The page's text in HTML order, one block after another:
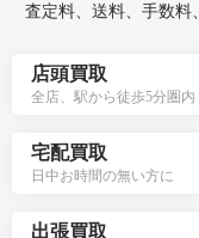
査定料、送料、手数料
店頭買取
全店、駅から徒歩5分圏内
宅配買取
日中お時間の無い方に
出張買取